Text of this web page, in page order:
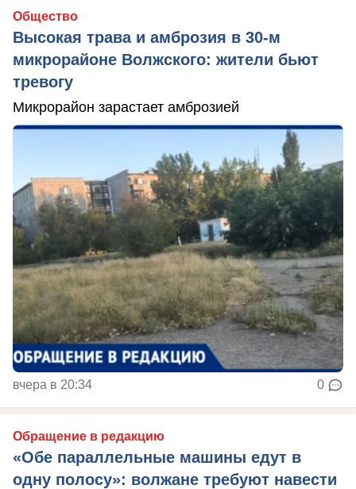
Общество
Высокая трава и амброзия в 30‑м
микрорайоне Волжского: жители бьют
тревогу
Микрорайон зарастает амброзией
вчера в 20:34 0
Обращение в редакцию
«Обе параллельные машины едут в
одну полосу»: волжане требуют навести